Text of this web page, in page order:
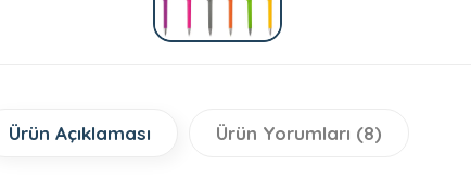
Ürün Açıklaması Ürün Yorumları (8)